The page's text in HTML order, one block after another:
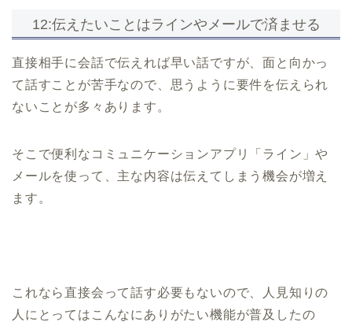
12:伝えたいことはラインやメールで済ませる
直接相手に会話で伝えれば早い話ですが、面と向かっ
て話すことが苦手なので、思うように要件を伝えられ
ないことが多々あります。
そこで便利なコミュニケーションアプリ「ライン」や
メールを使って、主な内容は伝えてしまう機会が増え
ます。
これなら直接会って話す必要もないので、人見知りの
人にとってはこんなにありがたい機能が普及したの